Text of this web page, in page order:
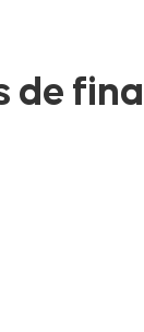
de